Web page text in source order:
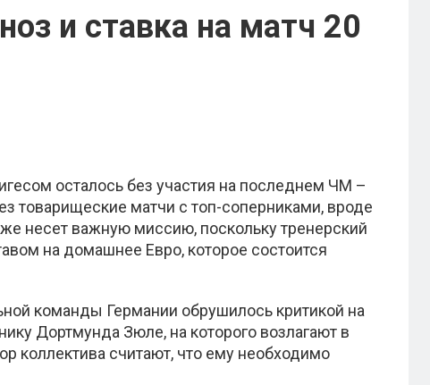
и ставка на матч 20
осталось без участия на последнем ЧМ –
товарищеские матчи с топ-соперниками, вроде
несет важную миссию, поскольку тренерский
на домашнее Евро, которое состоится
команды Германии обрушилось критикой на
Дортмунда Зюле, на которого возлагают в
коллектива считают, что ему необходимо